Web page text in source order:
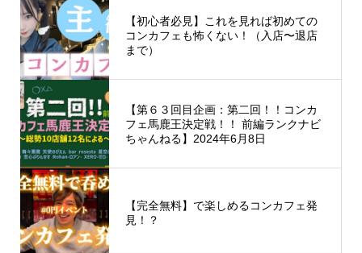
【初心者必見】これを見れば初めての
コンカフェも怖くない！（入店〜退店
まで）
【第６３回目企画：第二回！！コンカ
フェ馬鹿王決定戦！！ 前編ランクナビ
ちゃんねる】2024年6月8日
【完全無料】で楽しめるコンカフェ発
見！？